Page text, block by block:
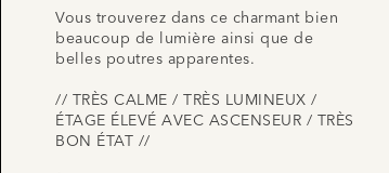
Vous trouverez dans ce charmant bien
beaucoup de lumière ainsi que de
belles poutres apparentes.
// TRÈS CALME / TRÈS LUMINEUX /
ÉTAGE ÉLEVÉ AVEC ASCENSEUR / TRÈS
BON ÉTAT //